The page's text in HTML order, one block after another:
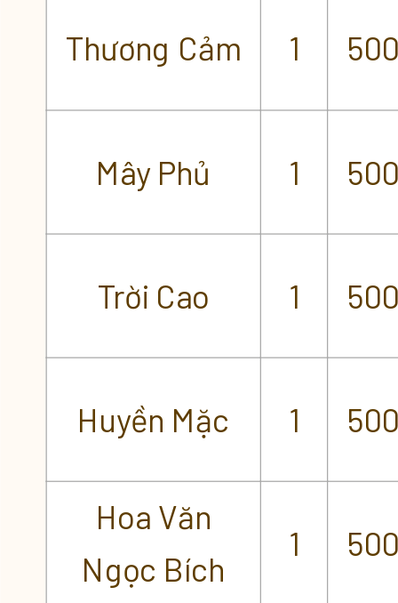
Thương Cảm 1
Mây Phủ 1
Trời Cao 1
Huyền Mặc 1
Hoa Văn
Ngọc Bích
1